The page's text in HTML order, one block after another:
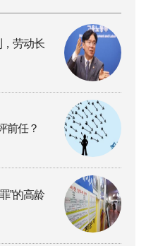
，劳动长
前任？
”的高龄